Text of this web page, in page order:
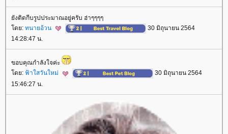
ังติดกีบรูปประมาณอยู่ครับ ฮ่าๆๆๆๆ
ดย: ทนายอ้วน
30 มิถุนายน 2564
14:28:47 น.
ขอบคุณกำลังใจค่ะ
ดย: ฟ้าใสวันใหม่
30 มิถุนายน 2564
15:46:27 น.